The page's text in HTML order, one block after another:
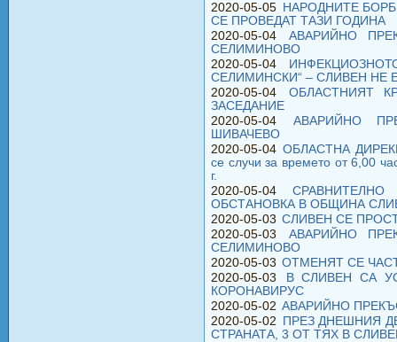
2020-05-05 НАРОДНИТЕ
СЕ ПРОВЕДАТ ТАЗИ ГОДИНА
2020-05-04
АВАРИЙНО
СЕЛИМИНОВО
2020-05-04
СЕЛИМИНСКИ“ – СЛИВЕН НЕ
2020-05-04
ОБЛАСТНИЯТ
ЗАСЕДАНИЕ
2020-05-04
АВАРИЙНО
ШИВАЧЕВО
2020-05-04 ОБЛАСТНА
се случи за времето от 6,00
г.
2020-05-04
ОБСТАНОВКА В ОБЩИНА
2020-05-03 СЛИВЕН СЕ
2020-05-03
АВАРИЙНО
СЕЛИМИНОВО
2020-05-03 ОТМЕНЯТ СЕ
2020-05-03
В СЛИВЕН СА
КОРОНАВИРУС
2020-05-02 АВАРИЙНО
2020-05-02
ПРЕЗ ДНЕШНИЯ
СТРАНАТА, 3 ОТ ТЯХ В